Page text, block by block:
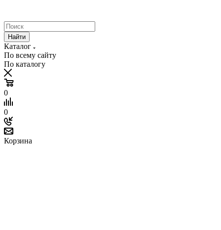
Найти
Каталог
По всему сайту
По каталогу
0
0
Корзина